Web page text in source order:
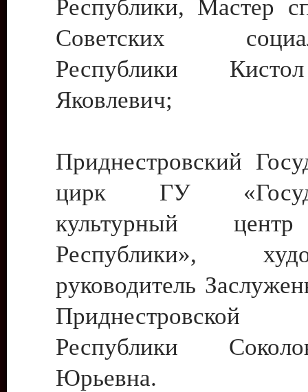
Республики, Мастер
Советских
Республики
Яковлевич;
Приднестровский
цирк ГУ
культурный
Республики»,
руководитель
Приднестровской
Республики
Юрьевна.